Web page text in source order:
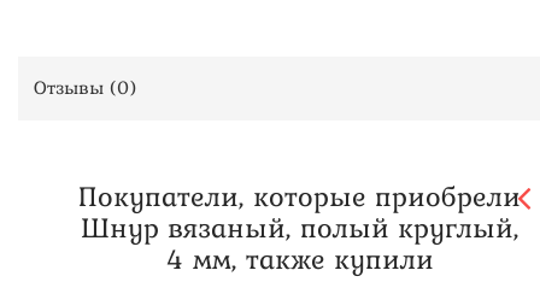
Отзывы (0)
Покупатели, которые приобрели
Шнур вязаный, полый круглый,
4 мм, также купили